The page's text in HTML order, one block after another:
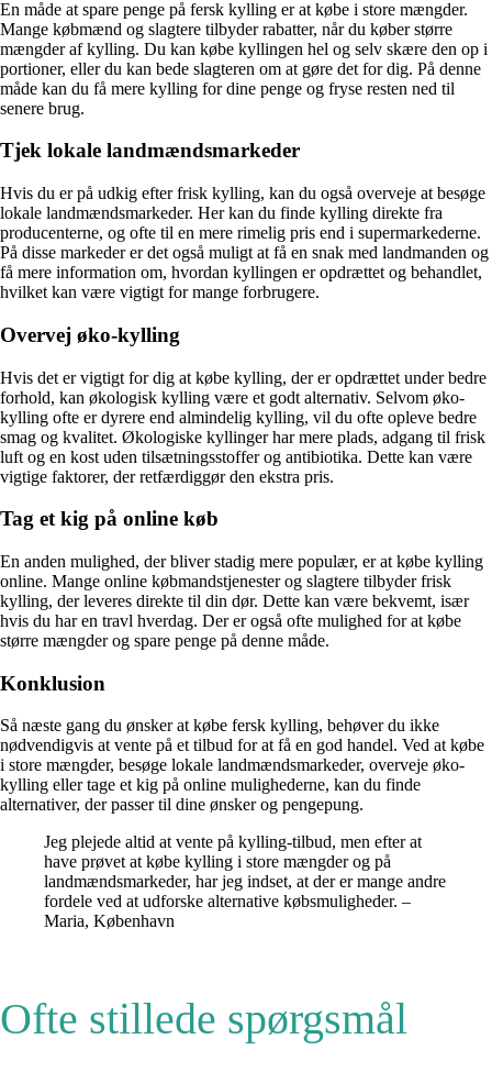
En måde at spare penge på fersk kylling er at købe i store mængder.
Mange købmænd og slagtere tilbyder rabatter, når du køber større
mængder af kylling. Du kan købe kyllingen hel og selv skære den op i
portioner, eller du kan bede slagteren om at gøre det for dig. På denne
måde kan du få mere kylling for dine penge og fryse resten ned til
senere brug.
Tjek lokale landmændsmarkeder
Hvis du er på udkig efter frisk kylling, kan du også overveje at besøge
lokale landmændsmarkeder. Her kan du finde kylling direkte fra
producenterne, og ofte til en mere rimelig pris end i supermarkederne.
På disse markeder er det også muligt at få en snak med landmanden og
få mere information om, hvordan kyllingen er opdrættet og behandlet,
hvilket kan være vigtigt for mange forbrugere.
Overvej øko-kylling
Hvis det er vigtigt for dig at købe kylling, der er opdrættet under bedre
forhold, kan økologisk kylling være et godt alternativ. Selvom øko-
kylling ofte er dyrere end almindelig kylling, vil du ofte opleve bedre
smag og kvalitet. Økologiske kyllinger har mere plads, adgang til frisk
luft og en kost uden tilsætningsstoffer og antibiotika. Dette kan være
vigtige faktorer, der retfærdiggør den ekstra pris.
Tag et kig på online køb
En anden mulighed, der bliver stadig mere populær, er at købe kylling
online. Mange online købmandstjenester og slagtere tilbyder frisk
kylling, der leveres direkte til din dør. Dette kan være bekvemt, især
hvis du har en travl hverdag. Der er også ofte mulighed for at købe
større mængder og spare penge på denne måde.
Konklusion
Så næste gang du ønsker at købe fersk kylling, behøver du ikke
nødvendigvis at vente på et tilbud for at få en god handel. Ved at købe
i store mængder, besøge lokale landmændsmarkeder, overveje øko-
kylling eller tage et kig på online mulighederne, kan du finde
alternativer, der passer til dine ønsker og pengepung.
Jeg plejede altid at vente på kylling-tilbud, men efter at
have prøvet at købe kylling i store mængder og på
landmændsmarkeder, har jeg indset, at der er mange andre
fordele ved at udforske alternative købsmuligheder. –
Maria, København
Ofte stillede spørgsmål